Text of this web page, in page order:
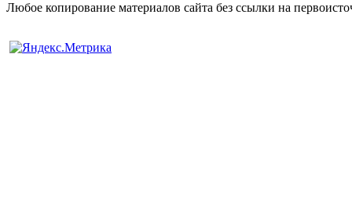
Любое копирование материалов сайта без ссылки на